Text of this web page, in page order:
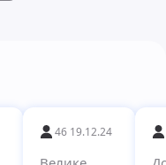
46 19.12.24